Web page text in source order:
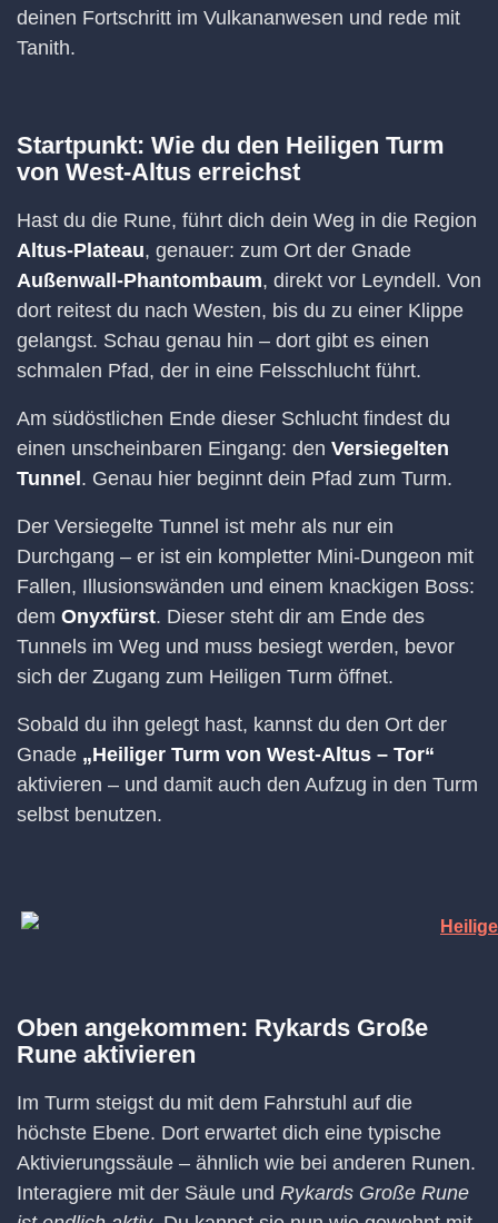
deinen Fortschritt im Vulkananwesen und rede mit
Tanith.
Startpunkt: Wie du den Heiligen Turm
von West-Altus erreichst
Hast du die Rune, führt dich dein Weg in die Region
Altus-Plateau, genauer: zum Ort der Gnade
Außenwall-Phantombaum, direkt vor Leyndell. Von
dort reitest du nach Westen, bis du zu einer Klippe
gelangst. Schau genau hin – dort gibt es einen
schmalen Pfad, der in eine Felsschlucht führt.
Am südöstlichen Ende dieser Schlucht findest du
einen unscheinbaren Eingang: den Versiegelten
Tunnel . Genau hier beginnt dein Pfad zum Turm.
Der Versiegelte Tunnel ist mehr als nur ein
Durchgang – er ist ein kompletter Mini-Dungeon mit
Fallen, Illusionswänden und einem knackigen Boss:
dem Onyxfürst. Dieser steht dir am Ende des
Tunnels im Weg und muss besiegt werden, bevor
sich der Zugang zum Heiligen Turm öffnet.
Sobald du ihn gelegt hast, kannst du den Ort der
Gnade „Heiliger Turm von West-Altus – Tor“
aktivieren – und damit auch den Aufzug in den Turm
selbst benutzen.
Oben angekommen: Rykards Große
Rune aktivieren
Im Turm steigst du mit dem Fahrstuhl auf die
höchste Ebene. Dort erwartet dich eine typische
Aktivierungssäule – ähnlich wie bei anderen Runen.
Interagiere mit der Säule und Rykards Große Rune